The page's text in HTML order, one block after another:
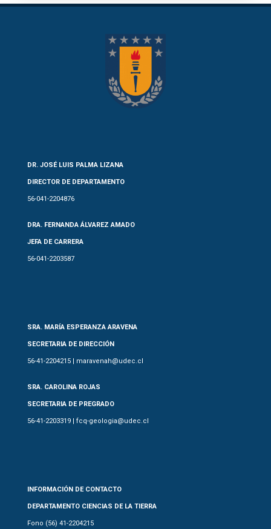
DR. JOSÉ LUIS PALMA LIZANA
DIRECTOR DE DEPARTAMENTO
56-041-2204876
DRA. FERNANDA ÁLVAREZ AMADO
JEFA DE CARRERA
56-041-2203587
SRA. MARÍA ESPERANZA ARAVENA
SECRETARIA DE DIRECCIÓN
56-41-2204215 | maravenah@udec.cl
SRA. CAROLINA ROJAS
SECRETARIA DE PREGRADO
56-41-2203319 | fcq-geologia@udec.cl
INFORMACIÓN DE CONTACTO
DEPARTAMENTO CIENCIAS DE LA TIERRA
Fono (56) 41-2204215